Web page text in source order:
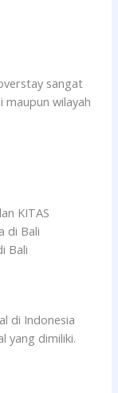
sangat
wilayah
KITAS
di Bali
Bali
di Indonesia
yang dimiliki.